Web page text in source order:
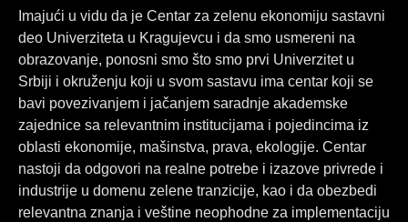
Imajući u vidu da je Centar za zelenu ekonomiju sastavni
deo Univerziteta u Kragujevcu i da smo usmereni na
obrazovanje, ponosni smo što smo prvi Univerzitet u
Srbiji i okruženju koji u svom sastavu ima centar koji se
bavi povezivanjem i jačanjem saradnje akademske
zajednice sa relevantnim institucijama i pojedincima iz
oblasti ekonomije, mašinstva, prava, ekologije. Centar
nastoji da odgovori na realne potrebe i izazove privrede i
industrije u domenu zelene tranzicije, kao i da obezbedi
relevantna znanja i veštine neophodne za implementaciju